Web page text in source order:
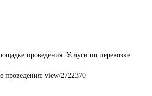
проведения: Услуги по перевозке
проведения: view/2722370